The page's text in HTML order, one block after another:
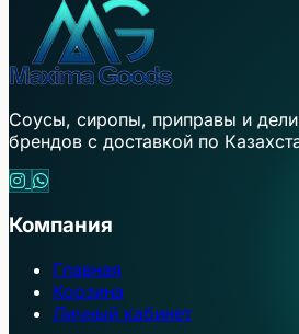
Соусы, сиропы, приправы и
брендов с доставкой по
Компания
Главная
Корзина
Личный кабинет